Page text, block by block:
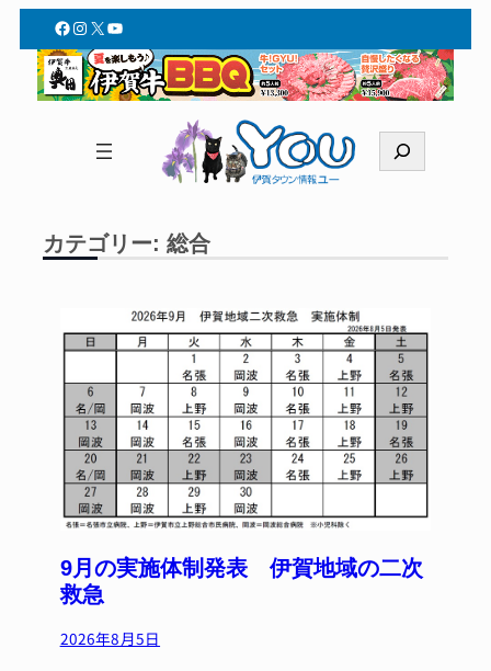
容
Facebook
Instagram
X YouTube
索
カテゴリー:総合
9月の実施体制発表 伊賀地域の二次
救急
2026年8月5日